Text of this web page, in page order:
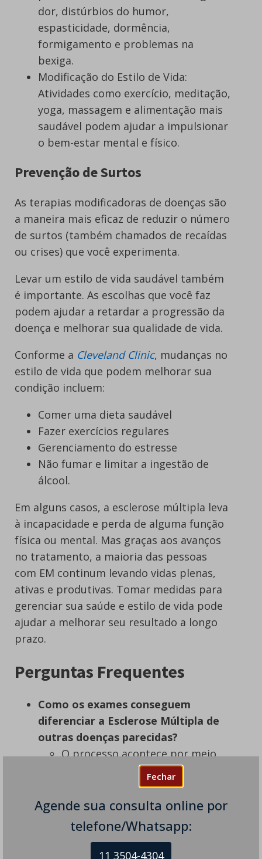
Fechar
Agende sua consulta online por
telefone/Whatsapp:
11 3504-4304
dor, distúrbios do humor,
espasticidade, dormência,
formigamento e problemas na
bexiga.
Modificação do Estilo de Vida:
Atividades como exercício, meditação,
yoga, massagem e alimentação mais
saudável podem ajudar a impulsionar
o bem-estar mental e físico.
Prevenção de Surtos
As terapias modificadoras de doenças são
a maneira mais eficaz de reduzir o número
de surtos (também chamados de recaídas
ou crises) que você experimenta.
Levar um estilo de vida saudável também
é importante. As escolhas que você faz
podem ajudar a retardar a progressão da
doença e melhorar sua qualidade de vida.
Conforme a Cleveland Clinic, mudanças no
estilo de vida que podem melhorar sua
condição incluem:
Comer uma dieta saudável
Fazer exercícios regulares
Gerenciamento do estresse
Não fumar e limitar a ingestão de
álcool.
Em alguns casos, a esclerose múltipla leva
à incapacidade e perda de alguma função
física ou mental. Mas graças aos avanços
no tratamento, a maioria das pessoas
com EM continum levando vidas plenas,
ativas e produtivas. Tomar medidas para
gerenciar sua saúde e estilo de vida pode
ajudar a melhorar seu resultado a longo
prazo.
Perguntas Frequentes
Como os exames conseguem
diferenciar a Esclerose Múltipla de
outras doenças parecidas?
O processo acontece por meio
do diagnóstico diferencial, onde
o médico neurologista analisa os
exames para eliminar outras
suspeitas. A ressonância
magnética mapeia cicatrizes
específicas no cérebro, enquanto